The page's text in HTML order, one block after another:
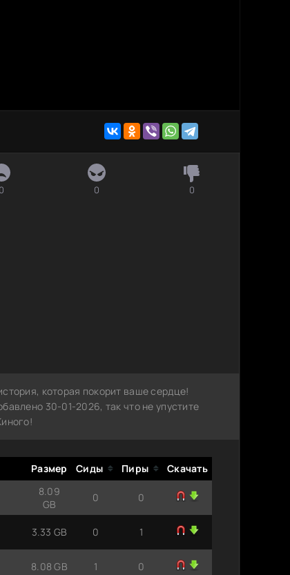
0 0 0
которая покорит ваше сердце!
30-01-2026, так что не упустите
Размер Сиды Пиры
Скачать
8.09
GB
0 0
3.33 GB 0 1
8.08 GB 1 0